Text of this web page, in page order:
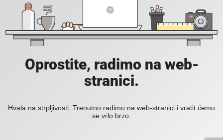
Oprostite, radimo na web-
stranici.
Hvala na strpljivosti. Trenutno radimo na web-stranici i vratit ćemo
se vrlo brzo.